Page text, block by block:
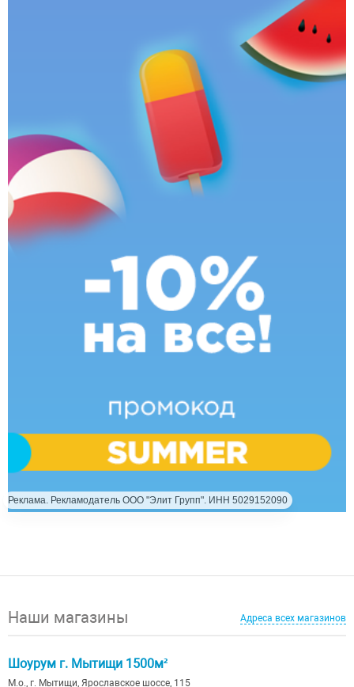
Реклама. Рекламодатель ООО "Элит Групп". ИНН 5029152090
Наши магазины Адреса всех магазинов
Шоурум г. Мытищи 1500м²
М.о., г. Мытищи, Ярославское шоссе, 115